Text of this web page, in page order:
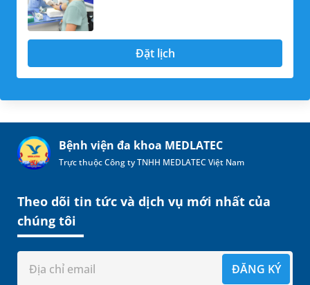
Đặt lịch
Bệnh viện đa khoa MEDLATEC
Trực thuộc Công ty TNHH MEDLATEC Việt Nam
Theo dõi tin tức và dịch vụ mới nhất của
chúng tôi
ĐĂNG KÝ